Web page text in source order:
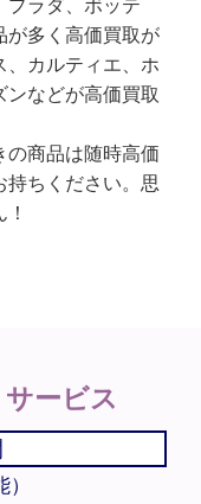
プラダ、ボッテ
が多く高価買取が
、カルティエ、ホ
ンなどが高価買取
の商品は随時高価
持ちください。思
ービス